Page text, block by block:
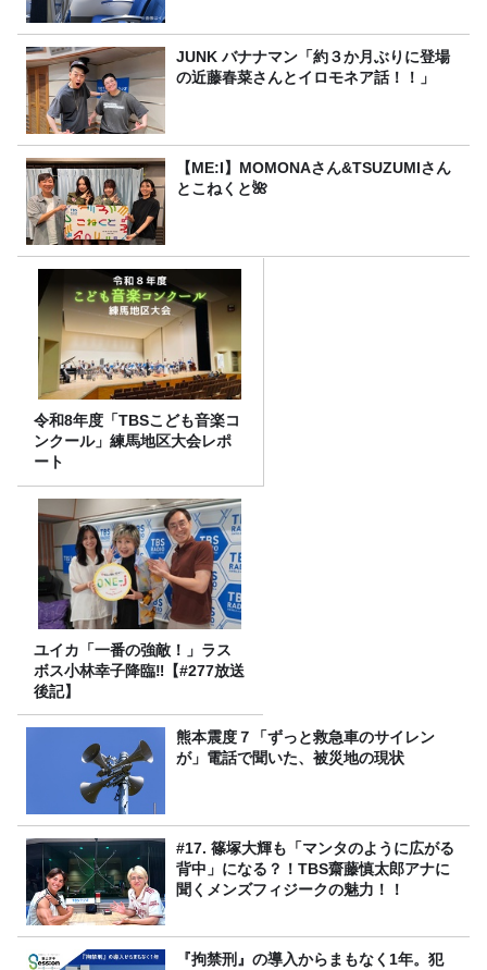
JUNK バナナマン「約３か月ぶりに登場
の近藤春菜さんとイロモネア話！！」
【ME:I】MOMONAさん&TSUZUMIさん
とこねくと🌺
令和8年度「TBSこども音楽コ
ンクール」練馬地区大会レポ
ート
ユイカ「一番の強敵！」ラス
ボス小林幸子降臨‼【#277放送
後記】
熊本震度７「ずっと救急車のサイレン
が」電話で聞いた、被災地の現状
#17. 篠塚大輝も「マンタのように広がる
背中」になる？！TBS齋藤慎太郎アナに
聞くメンズフィジークの魅力！！
『拘禁刑』の導入からまもなく1年。犯